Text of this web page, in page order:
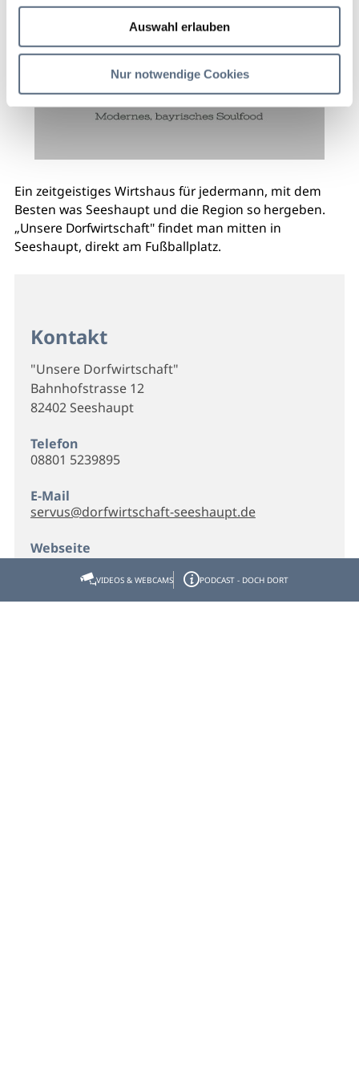
Auswahl erlauben
Nur notwendige Cookies
Ein zeitgeistiges Wirtshaus für jedermann, mit dem
Besten was Seeshaupt und die Region so hergeben.
„Unsere Dorfwirtschaft" findet man mitten in
Seeshaupt, direkt am Fußballplatz.
Kontakt
"Unsere Dorfwirtschaft"
Bahnhofstrasse 12
82402 Seeshaupt
Telefon
08801 5239895
E-Mail
servus@dorfwirtschaft-seeshaupt.de
Webseite
Homepage
VIDEOS & WEBCAMS PODCAST - DOCH DORT